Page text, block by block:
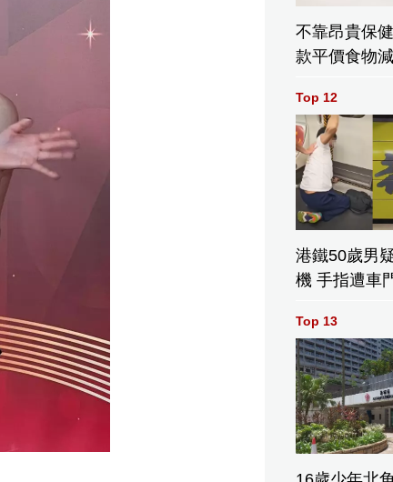
不靠昂貴保
款平價食物
Top 12
港鐵50歲男
機 手指遭車
Top 13